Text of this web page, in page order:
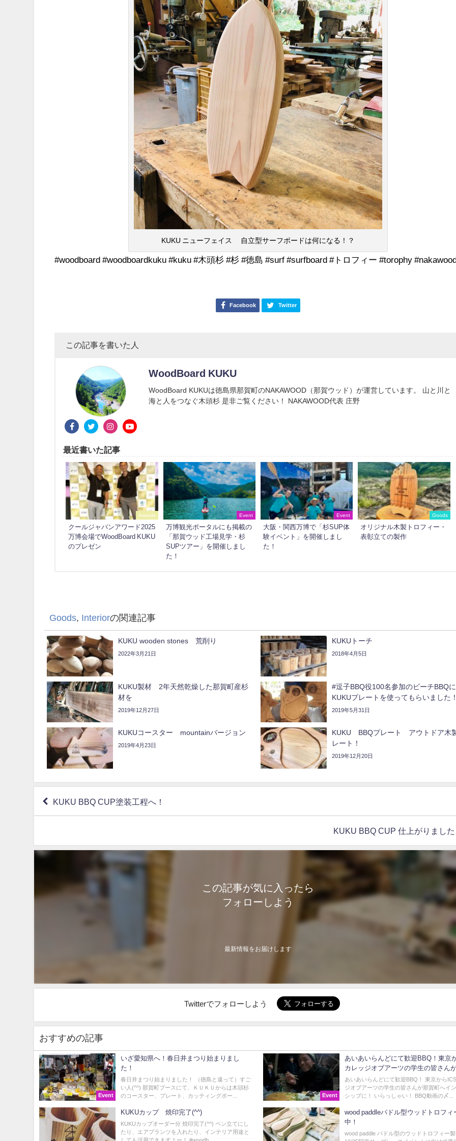
KUKU ニューフェイス 自立型サーフボードは何になる！？
#woodboard #woodboardkuku #kuku #木頭杉 #杉 #徳島 #surf #surfboard #トロフィー #torophy
Facebook Twitter
この記事を書いた人
WoodBoard KUKU
WoodBoard KUKUは徳島県那賀町のNAKAWOOD（那賀ウッド）が運営しています。 山と川と
海と人をつなぐ木頭杉 是非ご覧ください！ NAKAWOOD代表 庄野
最近書いた記事
Awards
クールジャパンアワード2025
万博会場でWoodBoard KUKU
のプレゼン
Event
万博観光ポータルにも掲載の
「那賀ウッド工場見学・杉
SUPツアー」を開催しまし
た！
Event
大阪・関西万博で「杉SUP体
験イベント」を開催しまし
た！
Goods
オリジナル木製トロフィー・
表彰立ての製作
Goods Interiorの関連記事
KUKU wooden stones 荒削り
2022年3月21日
KUKUトーチ
2018年4月5日
KUKU製材 2年天然乾燥した那賀町産杉
材を
2019年12月27日
#逗子BBQ役100名参加のビーチBBQに
KUKUプレートを使ってもらいました
2019年5月31日
KUKUコースター mountainバージョン
2019年4月23日
KUKU BBQプレート アウトドア木
レート！
2019年12月20日
KUKU BBQ CUP塗装工程へ！
KUKU BBQ CUP 仕上がりまし
この記事が気に入ったら
フォローしよう
最新情報をお届けします
Twitterでフォローしよう
おすすめの記事
Event
いざ愛知県へ！春日井まつり始まりまし
た！
春日井まつり始まりました！ （徳島と違って）すご
い人(^^) 那賀町ブースにて、ＫＵＫＵからは木頭杉
のコースター、プレート、カッティングボー...
Event
あいあいらんどにて歓迎BBQ！東京
カレッジオブアーツの学生の皆さん
町へ！
あいあいらんどにて歓迎BBQ！ 東京から
ジオブアーツの学生の皆さんが那賀町へイ
シップに！ いらっしゃい！ BBQ動画の〆...
KUKUカップ 焼印完了(^^)
KUKUカップオーダー分 焼印完了(^^) ペン立てにし
たり、エアプランツを入れたり、インテリア用途と
wood paddleパドル型ウッドトロフィ
中！
wood paddle パドル型のウッドトロフィー